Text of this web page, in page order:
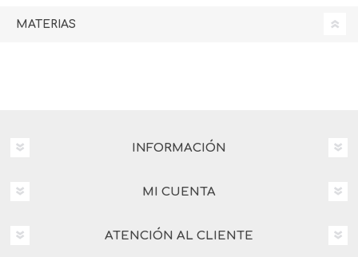
MATERIAS
INFORMACIÓN
MI CUENTA
ATENCIÓN AL CLIENTE